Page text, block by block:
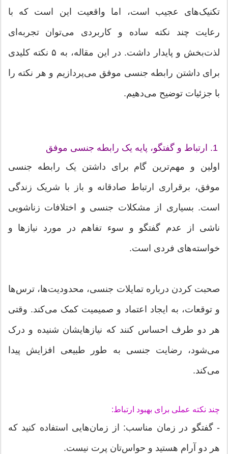
تکنیک‌های عجیب است، اما واقعیت این است که با
رعایت چند نکته ساده و کاربردی می‌توان تجربه‌ای
لذت‌بخش و پایدار داشت. در این مقاله، به ۵ نکته کلیدی
برای داشتن رابطه جنسی موفق می‌پردازیم و هر نکته را
با جزئیات توضیح می‌دهیم.
1. ارتباط و گفتگو، پایه یک رابطه جنسی موفق
اولین و مهم‌ترین گام برای داشتن یک رابطه جنسی
موفق، برقراری ارتباط صادقانه و باز با شریک زندگی
است. بسیاری از مشکلات جنسی و اختلافات زناشویی
ناشی از عدم گفتگو و سوء تفاهم در مورد نیازها و
خواسته‌های فردی است.
صحبت کردن درباره تمایلات جنسی، محدودیت‌ها، ترس‌ها
و توقعات، به ایجاد اعتماد و صمیمیت کمک می‌کند. وقتی
هر دو طرف احساس کنند که نیازهایشان شنیده و درک
می‌شود، رضایت جنسی به طور طبیعی افزایش پیدا
می‌کند.
چند نکته عملی برای بهبود ارتباط:
- گفتگو در زمان مناسب: از زمان‌هایی استفاده کنید که
هر دو آرام هستید و حواس‌تان پرت نیست.